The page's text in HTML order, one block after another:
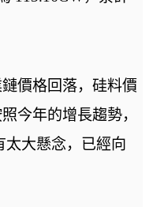
價格回落，硅料價
今年的增長趨勢，
太大懸念，已經向